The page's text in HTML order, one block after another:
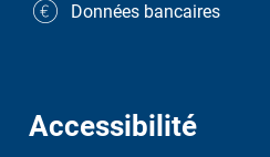
Données bancaires
Accessibilité